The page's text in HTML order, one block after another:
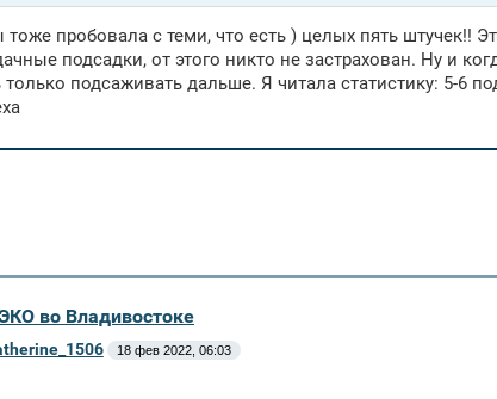
тоже пробовала с теми, что есть ) целых пять штучек!!
подсадки, от этого никто не застрахован. Ну и
только подсаживать дальше. Я читала статистику: 5-6
во Владивостоке
18 фев 2022, 06:03